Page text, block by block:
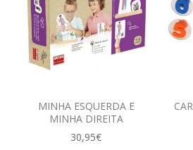
MINHA ESQUERDA E
MINHA DIREITA
30,95€